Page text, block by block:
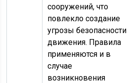
сооружений, что
повлекло создание
угрозы безопасности
движения. Правила
применяются и в
случае
возникновения